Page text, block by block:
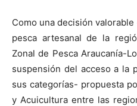
Como una decisión
pesca artesanal de la
Zonal de Pesca Araucanía-
suspensión del acceso a la
sus categorías- propuesta
y Acuicultura entre las